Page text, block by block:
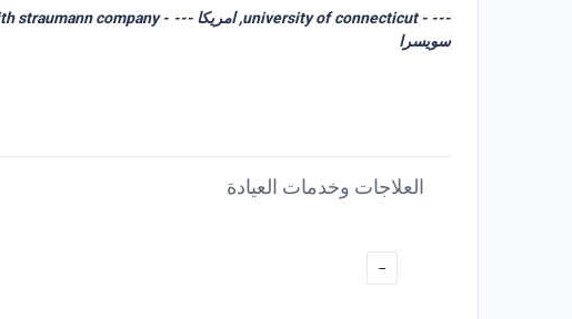
سويسرا
العلاجات وخدمات العيادة
--